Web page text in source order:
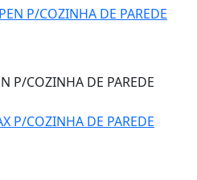
P/COZINHA DE PAREDE